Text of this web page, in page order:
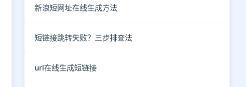
新浪短网址在线生成方法
短链接跳转失败？三步排查法
url在线生成短链接